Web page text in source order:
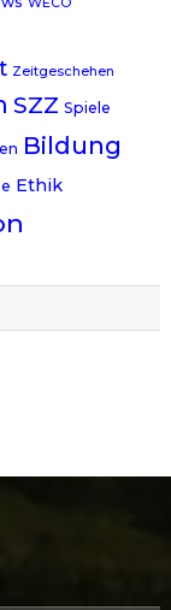
Zeitgeschehen
SZZ Spiele
Bildung
Ethik